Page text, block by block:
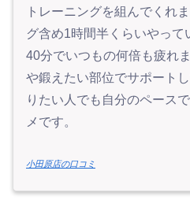
トレーニングを組んでくれ
グ含め1時間半くらいやっ
40分でいつもの何倍も疲れ
や鍛えたい部位でサポート
りたい人でも自分のペース
メです。
小田原店の口コミ